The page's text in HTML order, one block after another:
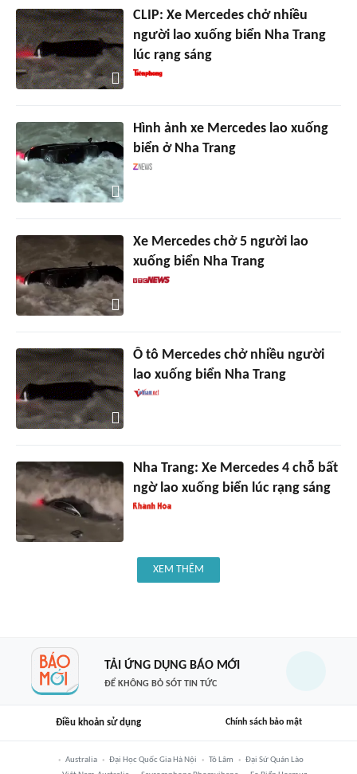
CLIP: Xe Mercedes chở nhiều
người lao xuống biển Nha Trang
lúc rạng sáng
Hình ảnh xe Mercedes lao xuống
biển ở Nha Trang
Xe Mercedes chở 5 người lao
xuống biển Nha Trang
Ô tô Mercedes chở nhiều người
lao xuống biển Nha Trang
Nha Trang: Xe Mercedes 4 chỗ bất
ngờ lao xuống biển lúc rạng sáng
XEM THÊM
TẢI ỨNG DỤNG BÁO MỚI
ĐỂ KHÔNG BỎ SÓT TIN TỨC
Điều khoản sử dụng Chính sách bảo mật
Australia Đại Học Quốc Gia Hà Nội Tô Lâm
Đại Sứ Quán Lào